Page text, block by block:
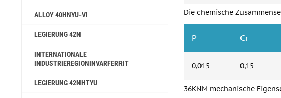
ALLOY 40HNYU-VI
LEGIERUNG 42N
INTERNATIONALE
INDUSTRIEREGIONINVARFERRIT
LEGIERUNG 42NHTYU
Die chemische
P Cr
0,015 0,15
36KNM mechanische